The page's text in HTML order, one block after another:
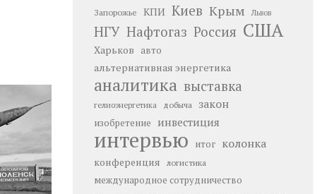
Запорожье КПИ Киев Крым Львов
НГУ Нафтогаз Россия США
Харьков авто
альтернативная энергетика
аналитика выставка
гелиоэнергетика добыча закон
изобретение инвестиция
интервью итог колонка
конференция логистика
международное сотрудничество